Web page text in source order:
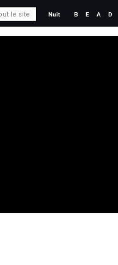
Nuit B E A D